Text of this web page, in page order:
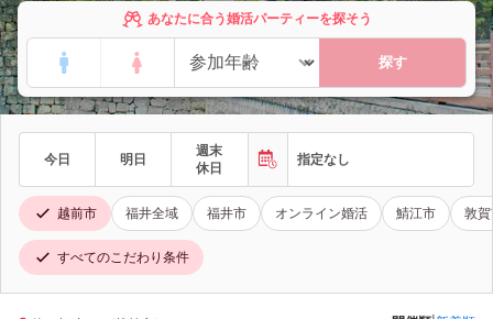
あなたに合う婚活パーティーを探そう
探す
今日 明日
週末
休日
指定なし
越前市 福井全域 福井市 オンライン婚活 鯖江市 敦
すべてのこだわり条件